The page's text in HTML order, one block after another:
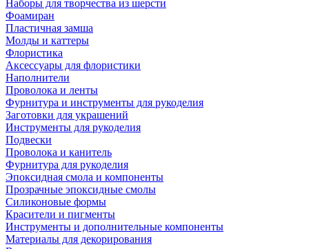
Наборы для творчества из шерсти
Фоамиран
Пластичная замша
Молды и каттеры
Флористика
Аксессуары для флористики
Наполнители
Проволока и ленты
Фурнитура и инструменты для рукоделия
Заготовки для украшений
Инструменты для рукоделия
Подвески
Проволока и канитель
Фурнитура для рукоделия
Эпоксидная смола и компоненты
Прозрачные эпоксидные смолы
Силиконовые формы
Красители и пигменты
Инструменты и дополнительные компоненты
Материалы для декорирования